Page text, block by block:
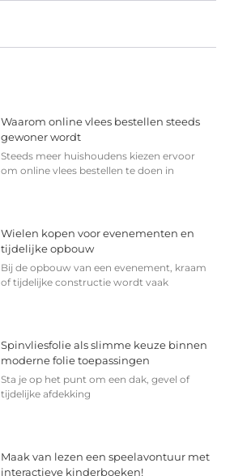
Waarom online vlees bestellen steeds
gewoner wordt
Steeds meer huishoudens kiezen ervoor
om online vlees bestellen te doen in
Wielen kopen voor evenementen en
tijdelijke opbouw
Bij de opbouw van een evenement, kraam
of tijdelijke constructie wordt vaak
Spinvliesfolie als slimme keuze binnen
moderne folie toepassingen
Sta je op het punt om een dak, gevel of
tijdelijke afdekking
Maak van lezen een speelavontuur met
interactieve kinderboeken!